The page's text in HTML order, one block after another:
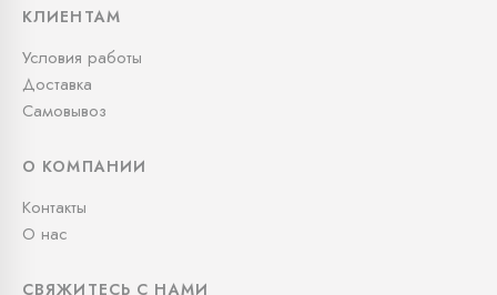
КЛИЕНТАМ
Условия работы
Доставка
Самовывоз
О КОМПАНИИ
Контакты
О нас
СВЯЖИТЕСЬ С НАМИ